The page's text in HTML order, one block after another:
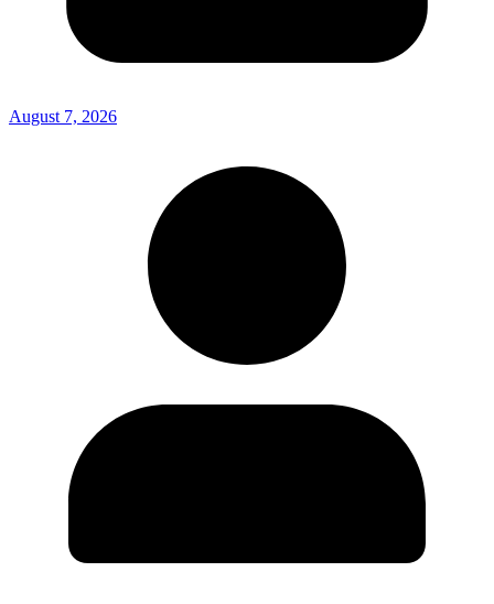
August 7, 2026